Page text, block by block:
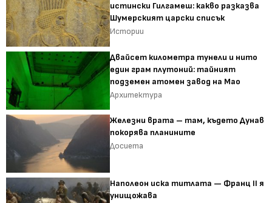
истински Гилгамеш: какво разказва
Шумерският царски списък
Истории
Двайсет километра тунели и нито
един грам плутоний: тайният
подземен атомен завод на Мао
Архитектура
Железни врата – там, където Дунав
покорява планините
Досиета
Наполеон иска титлата — Франц II я
унищожава